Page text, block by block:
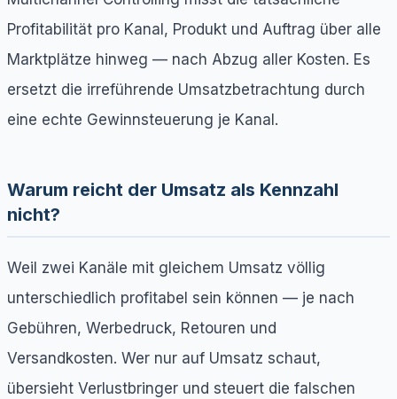
Profitabilität pro Kanal, Produkt und Auftrag über alle
Marktplätze hinweg — nach Abzug aller Kosten. Es
ersetzt die irreführende Umsatzbetrachtung durch
eine echte Gewinnsteuerung je Kanal.
Warum reicht der Umsatz als Kennzahl
nicht?
Weil zwei Kanäle mit gleichem Umsatz völlig
unterschiedlich profitabel sein können — je nach
Gebühren, Werbedruck, Retouren und
Versandkosten. Wer nur auf Umsatz schaut,
übersieht Verlustbringer und steuert die falschen